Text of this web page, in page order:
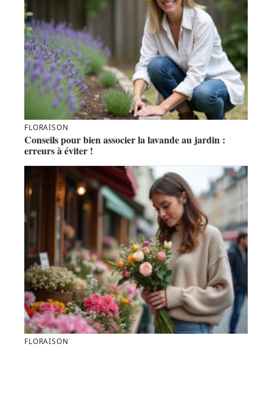
FLORAISON
Conseils pour bien associer la lavande au jardin :
erreurs à éviter !
FLORAISON